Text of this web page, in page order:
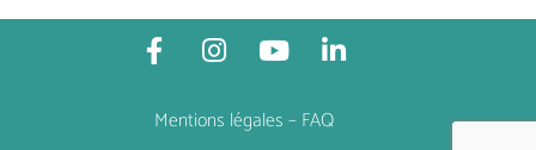
Mentions légales–FAQ